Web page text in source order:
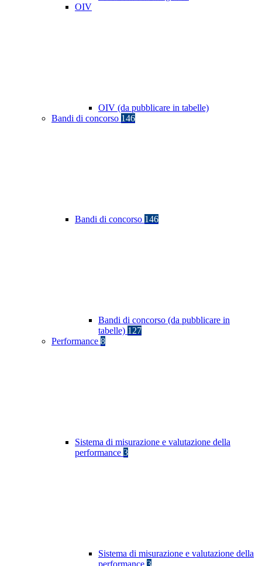
OIV
OIV (da pubblicare in tabelle)
Bandi di concorso 146
Bandi di concorso 146
Bandi di concorso (da pubblicare in
tabelle) 127
Performance 8
Sistema di misurazione e valutazione della
performance 3
Sistema di misurazione e valutazione della